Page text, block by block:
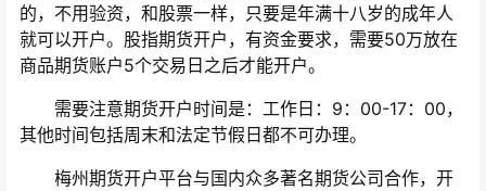
的，不用验资，和股票一样，只要是年满十八岁的成年人
就可以开户。股指期货开户，有资金要求，需要50万放在
商品期货账户5个交易日之后才能开户。
需要注意期货开户时间是：工作日：9：00-17：00，
其他时间包括周末和法定节假日都不可办理。
梅州期货开户平台与国内众多著名期货公司合作，开